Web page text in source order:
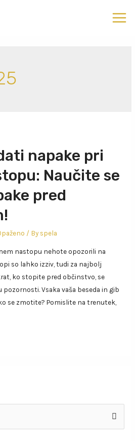
napake pri
Naučite se
pred
/ By spela
nastopu nehote opozorili na
so lahko izziv, tudi za najbolj
ko stopite pred občinstvo, se
pozornosti. Vsaka vaša beseda in gib
se zmotite? Pomislite na trenutek,